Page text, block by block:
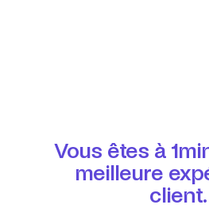
Vous êtes à
meilleure
client.